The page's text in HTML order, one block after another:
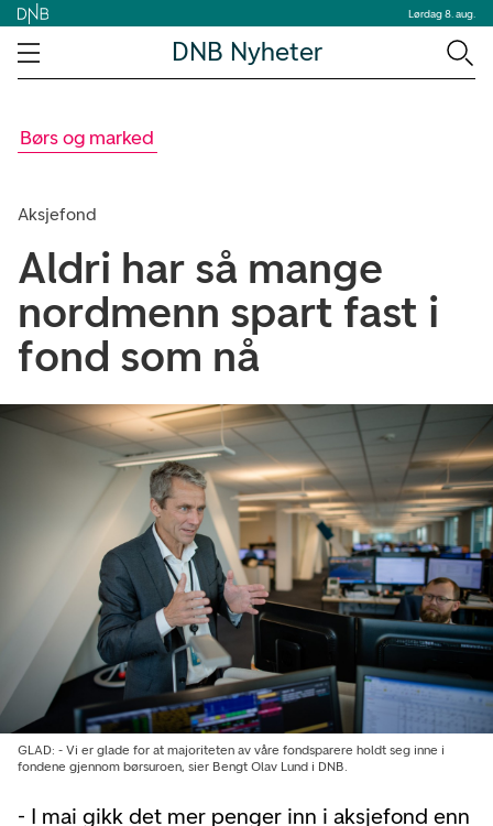
Lørdag 8. aug.
DNB Nyheter
Børs og marked
Aksjefond
Aldri har så mange
nordmenn spart fast i
fond som nå
- I mai gikk det mer penger inn i aksjefond enn
GLAD: - Vi er glade for at majoriteten av våre fondsparere holdt seg inne i
fondene gjennom børsuroen, sier Bengt Olav Lund i DNB.